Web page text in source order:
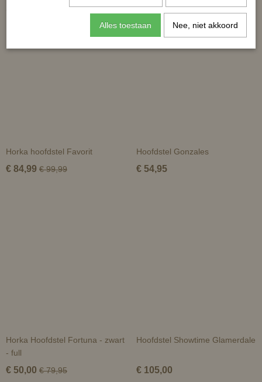
Ook interessant
Horka hoofdstel Favorit
€ 84,99 € 99,99
Hoofdstel Gonzales
€ 54,95
Horka Hoofdstel Fortuna - zwart
- full
€ 50,00 € 79,95
Hoofdstel Showtime Glamerdale
€ 105,00
Alles toestaan Nee, niet akkoord